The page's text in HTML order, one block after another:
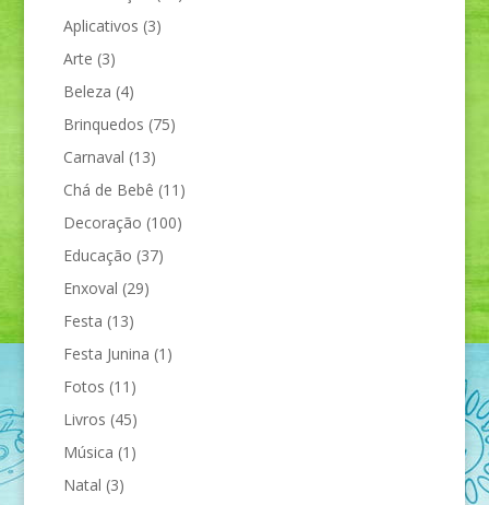
Aplicativos (3)
Arte (3)
Beleza (4)
Brinquedos (75)
Carnaval (13)
Chá de Bebê (11)
Decoração (100)
Educação (37)
Enxoval (29)
Festa (13)
Festa Junina (1)
Fotos (11)
Livros (45)
Música (1)
Natal (3)